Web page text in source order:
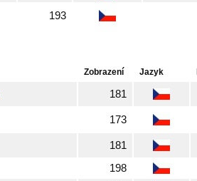
193
Zobrazení Jazyk
181
173
181
198